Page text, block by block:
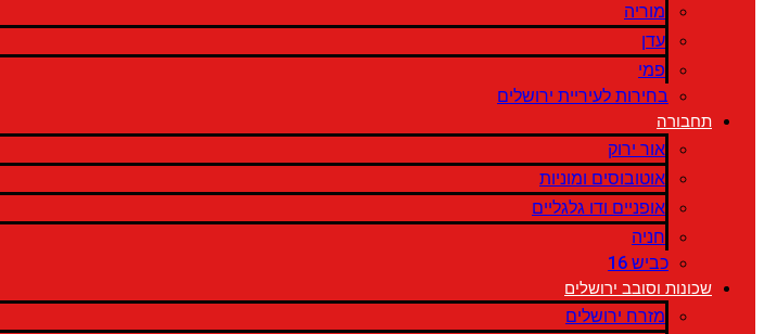
מוריה
עדן
פמי
בחירות לעיריית ירושלים
תחבורה
אור ירוק
אוטובוסים ומוניות
אופניים ודו גלגליים
חניה
כביש 16
שכונות וסובב ירושלים
מזרח ירושלים